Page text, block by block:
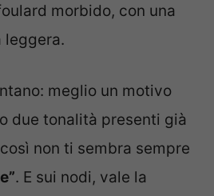
morbido, con una
leggera.
meglio un motivo
due tonalità presenti già
non ti sembra sempre
. E sui nodi, vale la